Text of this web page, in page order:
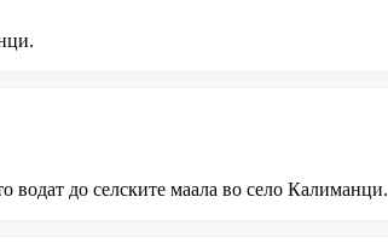
до селските маала во село Калиманци.